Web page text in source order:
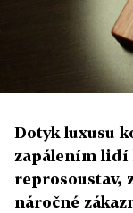
Dotyk luxusu
zapálením lidí
reprosoustav,
náročné